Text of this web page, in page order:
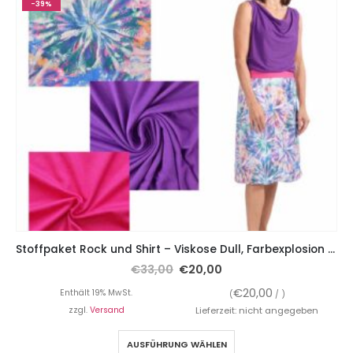
-39%
Stoffpaket Rock und Shirt – Viskose Dull, Farbexplosion bunt, Viskosejersey Lila oder Pink, inkl. Gummiband
€33,00 €20,00
Enthält 19% MwSt. (€20,00 / )
zzgl. Versand Lieferzeit: nicht angegeben
AUSFÜHRUNG WÄHLEN